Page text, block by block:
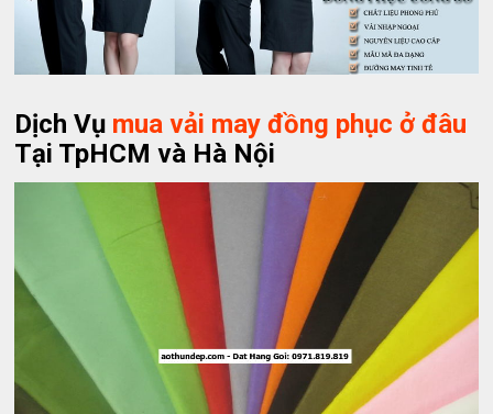
Dịch Vụ mua vải may đồng phục ở đâu
Tại TpHCM và Hà Nội